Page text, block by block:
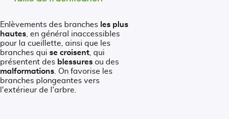
Enlèvements des branches les plus
hautes , en général inaccessibles
pour la cueillette, ainsi que les
branches qui se croisent , qui
présentent des blessures ou des
malformations . On favorise les
branches plongeantes vers
l'extérieur de l'arbre.